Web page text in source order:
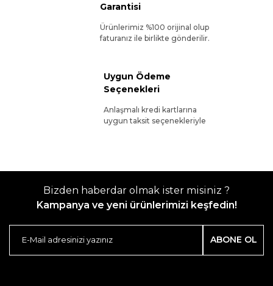
Garantisi
Ürünlerimiz %100 orijinal olup
faturanız ile birlikte gönderilir.
Uygun Ödeme
Seçenekleri
Anlaşmalı kredi kartlarına
uygun taksit seçenekleriyle
Bizden haberdar olmak ister misiniz ?
Kampanya ve yeni ürünlerimizi keşfedin!
ABONE OL